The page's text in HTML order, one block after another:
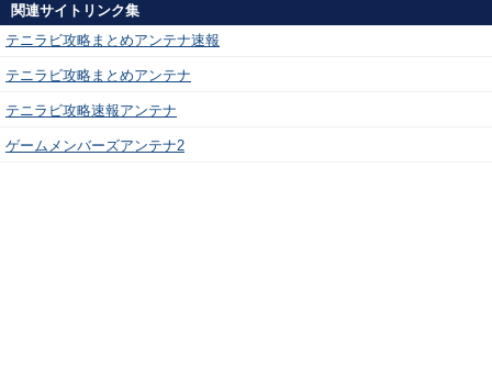
関連サイトリンク集
テニラビ攻略まとめアンテナ速報
テニラビ攻略まとめアンテナ
テニラビ攻略速報アンテナ
ゲームメンバーズアンテナ2